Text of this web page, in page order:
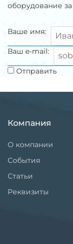
оборудование
Ваше имя:
Ваш e-mail:
Отправить
Компания
О компании
События
Статьи
Реквизиты